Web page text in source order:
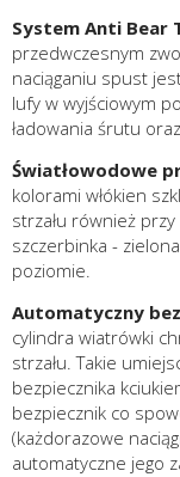
System Anti Bear
przedwczesnym
naciąganiu spust
lufy w wyjściowym
ładowania śrutu
Światłowodowe
kolorami włókien
strzału również
szczerbinka -
poziomie.
Automatyczny
cylindra wiatrówki
strzału. Takie
bezpiecznika
bezpiecznik co
(każdorazowe
automatyczne jego